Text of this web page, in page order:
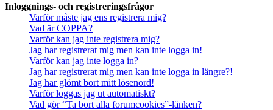
Inloggnings- och registreringsfrågor
Varför måste jag ens registrera mig?
Vad är COPPA?
Varför kan jag inte registrera mig?
Jag har registrerat mig men kan inte logga in!
Varför kan jag inte logga in?
Jag har registrerat mig men kan inte logga in längre?!
Jag har glömt bort mitt lösenord!
Varför loggas jag ut automatiskt?
Vad gör “Ta bort alla forumcookies”-länken?